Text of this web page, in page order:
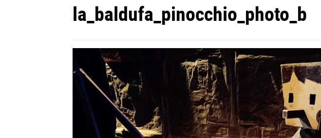
la_baldufa_pinocchio_photo_b